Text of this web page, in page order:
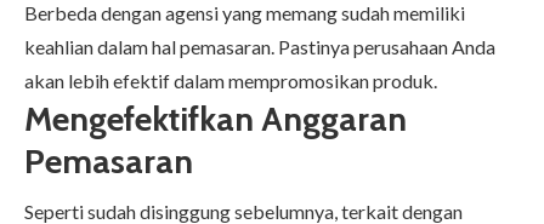
Berbeda dengan agensi yang memang sudah memiliki
keahlian dalam hal pemasaran. Pastinya perusahaan Anda
akan lebih efektif dalam mempromosikan produk.
Mengefektifkan Anggaran
Pemasaran
Seperti sudah disinggung sebelumnya, terkait dengan